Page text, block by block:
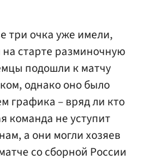
три очка уже имели,
старте разминочную
подошли к матчу
однако оно было
графика – вряд ли кто
команда не уступит
а они могли хозяев
со сборной России